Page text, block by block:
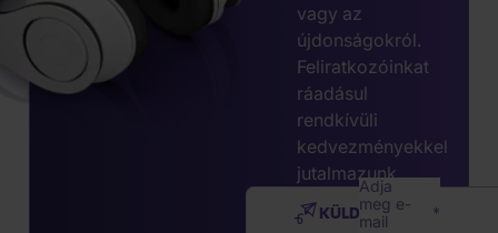
vagy az
újdonságokról.
Feliratkozóinkat
ráadásul
rendkívüli
kedvezményekkel
jutalmazunk.
Adja
meg e-
mail
KÜLDÉS